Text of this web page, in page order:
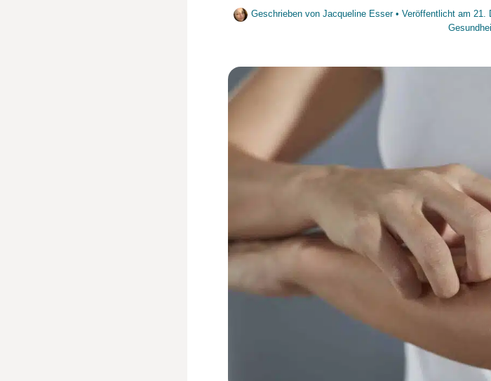
Geschrieben von Jacqueline Esser • Veröffentlicht am 21.